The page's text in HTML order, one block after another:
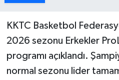
KKTC Basketbol
2026 sezonu Erkekler
programı açıklandı.
normal sezonu lider
LAPTA
LEFKOŞA